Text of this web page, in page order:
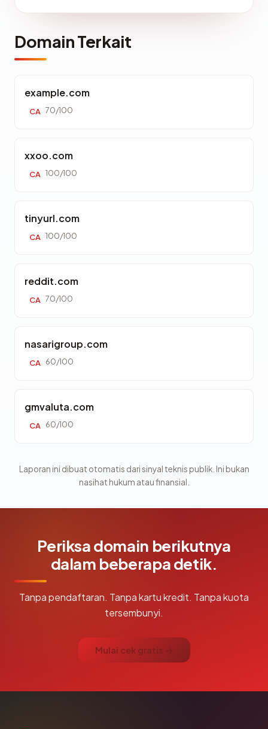
Domain Terkait
example.com
CA 70/100
xxoo.com
CA 100/100
tinyurl.com
CA 100/100
reddit.com
CA 70/100
nasarigroup.com
CA 60/100
gmvaluta.com
CA 60/100
Laporan ini dibuat otomatis dari sinyal teknis publik. Ini bukan
nasihat hukum atau finansial.
Periksa domain berikutnya
dalam beberapa detik.
Tanpa pendaftaran. Tanpa kartu kredit. Tanpa kuota
tersembunyi.
Mulai cek gratis →